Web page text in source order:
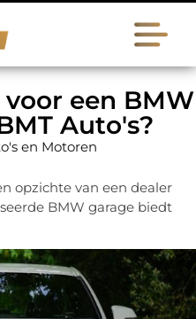
een BMW
Auto's?
en Motoren
opzichte van een dealer
BMW garage biedt